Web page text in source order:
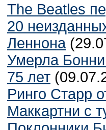
The Beatles
20
Леннона
Умерла
75 лет
Ринго Старр
Маккартни с